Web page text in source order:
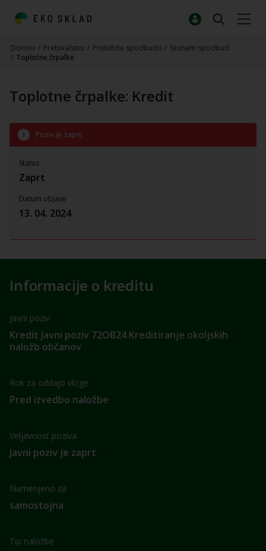
Domov / Prebivalstvo / Pridobite spodbudo / Seznam spodbud
/ Toplotne črpalke
Toplotne črpalke: Kredit
Informacije o kreditu
Javni poziv
Kredit Javni poziv 72OB24 Kreditiranje okoljskih
naložb občanov
Rok za oddajo vloge
Pred izvedbo naložbe
Veljavnost poziva
Javni poziv je zaprt
Namenjeno za
samostojna
Tip naložbe
Poziv je zaprt
Status
Zaprt
Datum objave
13. 04. 2024